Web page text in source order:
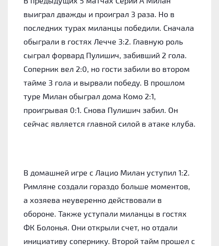
выиграл дважды и проиграл 3 раза. Но в
последних турах миланцы победили. Сначала
обыграли в гостях Лечче 3:2. Главную роль
сыграл форвард Пулишич, забивший 2 гола.
Соперник вел 2:0, но гости забили во втором
тайме 3 гола и вырвали победу. В прошлом
туре Милан обыграл дома Комо 2:1,
проигрывая 0:1. Снова Пулишич забил. Он
сейчас является главной силой в атаке клуба.
В домашней игре с Лацио Милан уступил 1:2.
Римляне создали гораздо больше моментов,
а хозяева неуверенно действовали в
обороне. Также уступали миланцы в гостях
ФК Болонья. Они открыли счет, но отдали
инициативу сопернику. Второй тайм прошел с